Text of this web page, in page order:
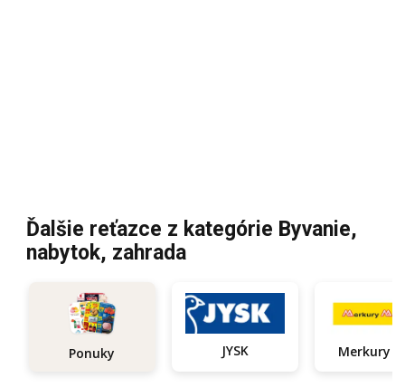
Ďalšie reťazce z kategórie Byvanie,
nabytok, zahrada
Ponuky JYSK